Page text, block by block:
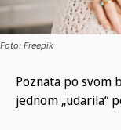
Foto: Freepik
Poznata po svom
jednom „udarila“